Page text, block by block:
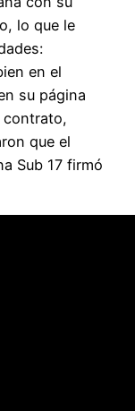
lo que le
en el
su página
contrato,
que el
Sub 17 firmó